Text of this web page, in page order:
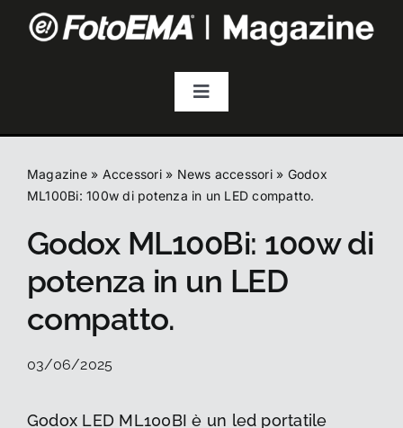
Toggle
Fotografia
Video & Streaming
Audio
Droni
Accessori
Magazine» Accessori» News accessori» Godox
ML100Bi: 100w di potenza in un LED compatto.
Godox ML100Bi: 100w di
potenza in un LED
compatto.
03/06/2025
Godox LED ML100BI è un led portatile